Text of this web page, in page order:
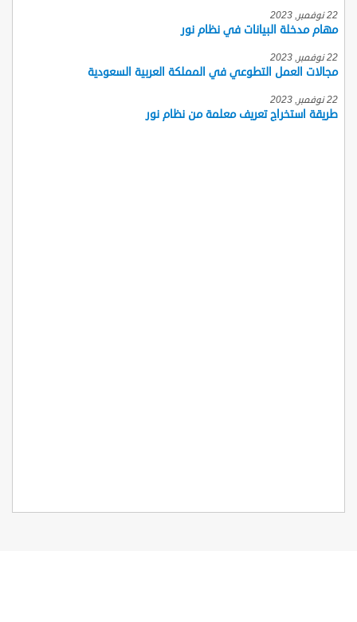
22 نوفمبر, 2023
مهام مدخلة البيانات في نظام نور
22 نوفمبر, 2023
مجالات العمل التطوعي في المملكة العربية السعودية
22 نوفمبر, 2023
طريقة استخراج تعريف معلمة من نظام نور